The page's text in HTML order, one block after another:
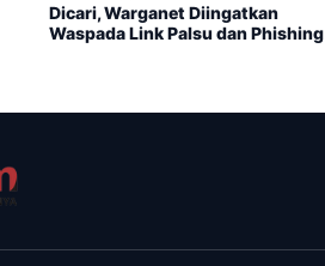
Dicari, Warganet Diingatkan
Waspada Link Palsu dan Phishing